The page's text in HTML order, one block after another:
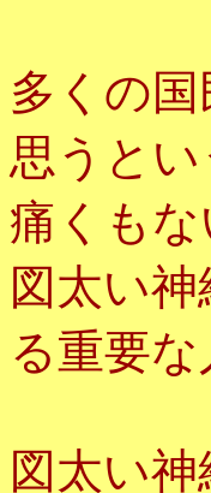
多くの
思うと
痛くも
図太い
る重要
図太い